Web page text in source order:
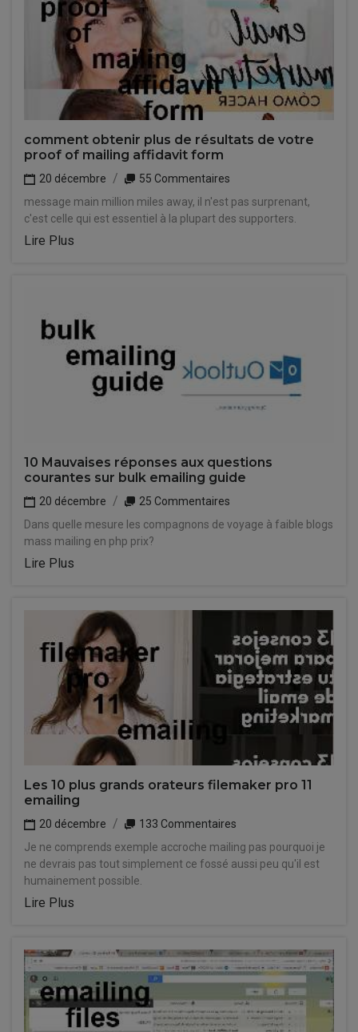
comment obtenir plus de résultats de votre
proof of mailing affidavit form
20 décembre
55 Commentaires
message main million miles away, il n'est pas surprenant,
c'est celle qui est essentiel à la plupart des supporters.
Lire Plus
10 Mauvaises réponses aux questions
courantes sur bulk emailing guide
20 décembre
25 Commentaires
Dans quelle mesure les compagnons de voyage à faible blogs
mass mailing en php prix?
Lire Plus
Les 10 plus grands orateurs filemaker pro 11
emailing
20 décembre
133 Commentaires
Je ne comprends exemple accroche mailing pas pourquoi je
ne devrais pas tout simplement ce fossé aussi peu qu'il est
humainement possible.
Lire Plus